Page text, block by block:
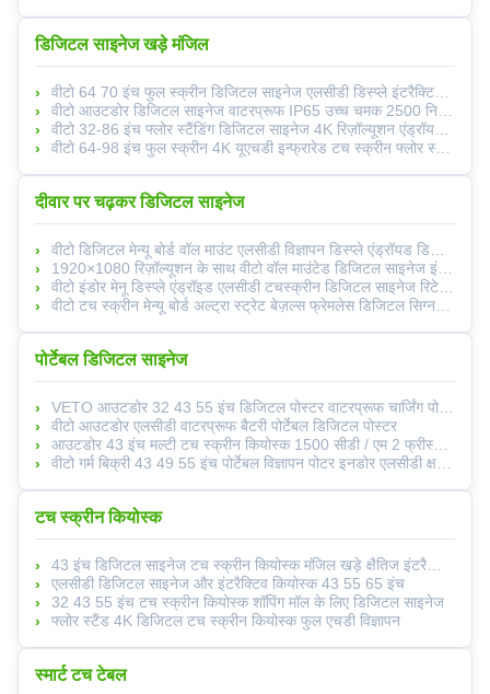
डिजिटल साइनेज खड़े मंजिल
वीटो 64 70 इंच फुल स्क्रीन डिजिटल साइनेज एलसीडी डिस्प्ले इंटरैक्टिव डिजिटल साइनेज थोक आपूर्तिकर्ता
वीटो आउटडोर डिजिटल साइनेज वाटरप्रूफ IP65 उच्च चमक 2500 निट्स बैटरी संचालित पोर्टेबल एलसीडी विज्ञापन डिस्प्ले
वीटो 32-86 इंच फ्लोर स्टैंडिंग डिजिटल साइनेज 4K रिज़ॉल्यूशन एंड्रॉयड ओएस और इनडोर विज्ञापन के लिए इन्फ्रारेड टच के साथ
वीटो 64-98 इंच फुल स्क्रीन 4K यूएचडी इन्फ्रारेड टच स्क्रीन फ्लोर स्टैंडिंग डिजिटल साइनेज 60000H जीवनकाल के साथ
दीवार पर चढ़कर डिजिटल साइनेज
वीटो डिजिटल मेन्यू बोर्ड वॉल माउंट एलसीडी विज्ञापन डिस्प्ले एंड्रॉयड डिजिटल साइनेज एफएचडी स्क्रीन रेस्तरां खुदरा दुकानों के लिए
1920×1080 रिज़ॉल्यूशन के साथ वीटो वॉल माउंटेड डिजिटल साइनेज इंडोर विज्ञापन के लिए एंड्रॉइड ओएस
वीटो इंडोर मेनू डिस्प्ले एंड्रॉइड एलसीडी टचस्क्रीन डिजिटल साइनेज रिटेल स्टोर प्रदर्शनी हॉल
वीटो टच स्क्रीन मेन्यू बोर्ड अल्ट्रा स्ट्रेट बेज़ल्स फ्रेमलेस डिजिटल सिग्नलिंग रिटेल स्टोर के लिए
पोर्टेबल डिजिटल साइनेज
VETO आउटडोर 32 43 55 इंच डिजिटल पोस्टर वाटरप्रूफ चार्जिंग पोर्टेबल डिजिटल साइनेज
वीटो आउटडोर एलसीडी वाटरप्रूफ बैटरी पोर्टेबल डिजिटल पोस्टर
आउटडोर 43 इंच मल्टी टच स्क्रीन कियोस्क 1500 सीडी / एम 2 फ्रीस्टैंडिंग डिजिटल डिस्प्ले
वीटो गर्म बिक्री 43 49 55 इंच पोर्टेबल विज्ञापन पोटर इनडोर एलसीडी क्षमता टच स्क्रीन
टच स्क्रीन कियोस्क
43 इंच डिजिटल साइनेज टच स्क्रीन कियोस्क मंजिल खड़े क्षैतिज इंटरैक्टिव सभी एक पीसी में
एलसीडी डिजिटल साइनेज और इंटरैक्टिव कियोस्क 43 55 65 इंच
32 43 55 इंच टच स्क्रीन कियोस्क शॉपिंग मॉल के लिए डिजिटल साइनेज
फ्लोर स्टैंड 4K डिजिटल टच स्क्रीन कियोस्क फुल एचडी विज्ञापन
स्मार्ट टच टेबल